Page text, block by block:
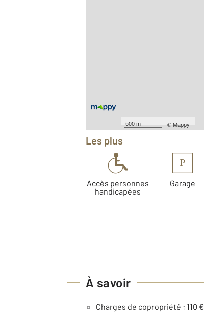
500 m ©Mappy
Les plus
Accès personnes
handicapées
P
Garage
À savoir
Charges de copropriété : 110 €